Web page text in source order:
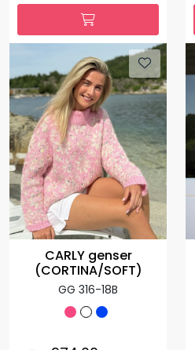
CARLY genser
(CORTINA/SOFT)
GG 316-18B